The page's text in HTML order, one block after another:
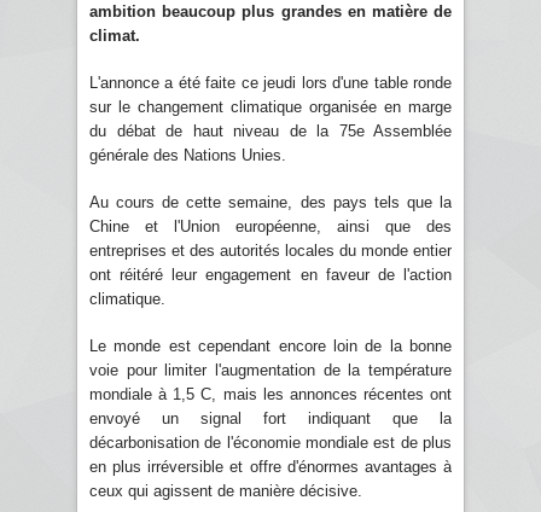
ambition beaucoup plus grandes en matière de
climat.
L'annonce a été faite ce jeudi lors d'une table ronde
sur le changement climatique organisée en marge
du débat de haut niveau de la 75e Assemblée
générale des Nations Unies.
Au cours de cette semaine, des pays tels que la
Chine et l'Union européenne, ainsi que des
entreprises et des autorités locales du monde entier
ont réitéré leur engagement en faveur de l'action
climatique.
Le monde est cependant encore loin de la bonne
voie pour limiter l'augmentation de la température
mondiale à 1,5 C, mais les annonces récentes ont
envoyé un signal fort indiquant que la
décarbonisation de l'économie mondiale est de plus
en plus irréversible et offre d'énormes avantages à
ceux qui agissent de manière décisive.